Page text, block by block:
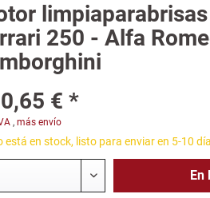
250 - Alfa
€ *
, más envío
está en stock, listo para enviar en 5-10
En